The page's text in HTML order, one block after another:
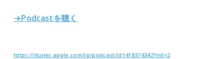
→Podcastを聴く
https://itunes.apple.com/jp/podcast/id1418374342?mt=2